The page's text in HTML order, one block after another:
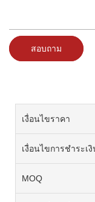
สอบถาม
เงื่อนไขราคา
เงื่อนไขการชำระเ
MOQ